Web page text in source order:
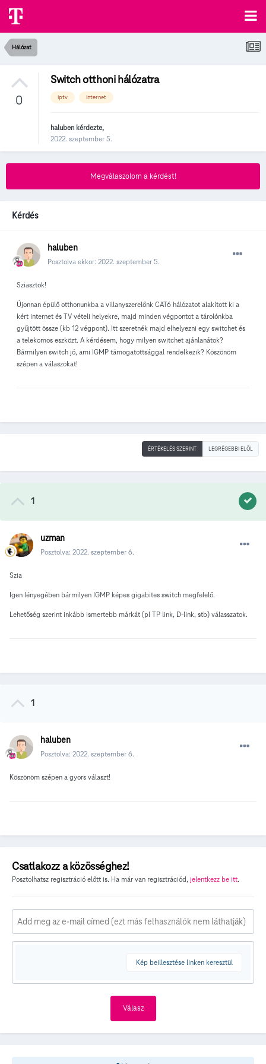
Hálózat
0
Switch otthoni hálózatra
iptv internet
haluben kérdezte,
2022. szeptember 5.
Megválaszolom a kérdést!
Kérdés
haluben
Posztolva ekkor: 2022. szeptember 5.
Sziasztok!
Újonnan épülő otthonunkba a villanyszerelőnk CAT6 hálózatot alakított ki a
kért internet és TV vételi helyekre, majd minden végpontot a tárolónkba
gyűjtött össze (kb 12 végpont). Itt szeretnék majd elhelyezni egy switchet és
a telekomos eszközt. A kérdésem, hogy milyen switchet ajánlanátok?
Bármilyen switch jó, ami IGMP támogatottsággal rendelkezik? Köszönöm
szépen a válaszokat!
ÉRTÉKELÉS SZERINT LEGRÉGEBBI ELÖL
1
uzman
Posztolva: 2022. szeptember 6.
Szia
Igen lényegében bármilyen IGMP képes gigabites switch megfelelő.
Lehetőség szerint inkább ismertebb márkát (pl TP link, D-link, stb) válasszatok.
1
haluben
Posztolva: 2022. szeptember 6.
Köszönöm szépen a gyors választ!
Csatlakozz a közösséghez!
Posztolhatsz regisztráció előtt is. Ha már van regisztrációd, jelentkezz be itt.
Kép beillesztése linken keresztül
Válasz